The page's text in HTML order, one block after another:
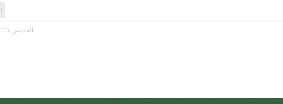
الخميس, 23 صفر 1448 هجريا, الموافق 6 أغسطس 2026 ميلاديا